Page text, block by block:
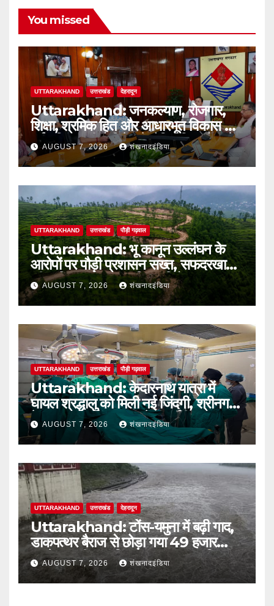
You missed
UTTARAKHAND उत्तराखंड देहरादून
Uttarakhand: जनकल्याण, रोजगार,
शिक्षा, श्रमिक हित और आधारभूत विकास को
नई गति : धामी कैबिनेट के ऐतिहासिक फैसले
AUGUST 7, 2026 शंखनादइंडिया
UTTARAKHAND उत्तराखंड पौड़ी गढ़वाल
Uttarakhand: भू कानून उल्लंघन के
आरोपों पर पौड़ी प्रशासन सख्त, सफदरखाल
की कथित अवैध टाउनशिप परियोजना पर
डीएम ने लगाई रोक
AUGUST 7, 2026 शंखनादइंडिया
UTTARAKHAND उत्तराखंड पौड़ी गढ़वाल
Uttarakhand: केदारनाथ यात्रा में
घायल श्रद्धालु को मिली नई जिंदगी, श्रीनगर
बेस अस्पताल में सफल ब्रेन सर्जरी
AUGUST 7, 2026 शंखनादइंडिया
UTTARAKHAND उत्तराखंड देहरादून
Uttarakhand: टोंस-यमुना में बढ़ी गाद,
डाकपत्थर बैराज से छोड़ा गया 49 हजार
क्यूसेक पानी; जलविद्युत उत्पादन प्रभावित
AUGUST 7, 2026 शंखनादइंडिया